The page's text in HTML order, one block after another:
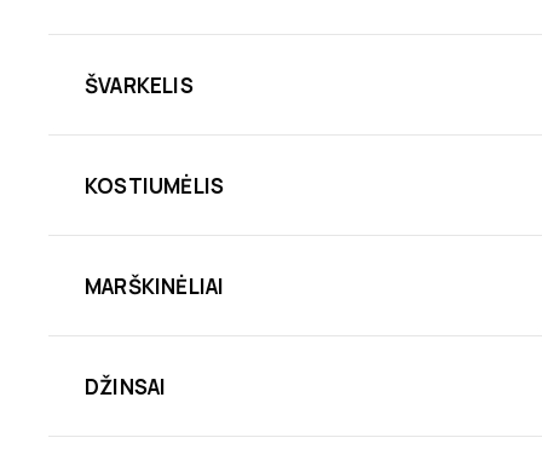
ŠVARKELIS
KOSTIUMĖLIS
MARŠKINĖLIAI
DŽINSAI